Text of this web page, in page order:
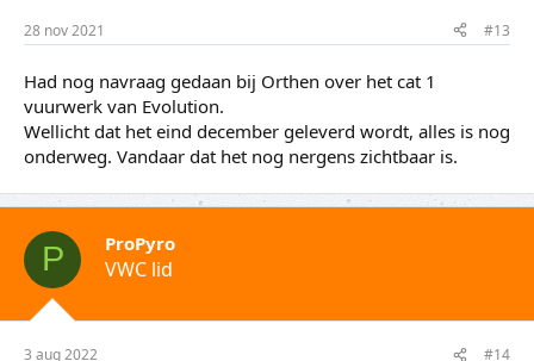
28 nov 2021 #13
Had nog navraag gedaan bij Orthen over het cat 1
vuurwerk van Evolution.
Wellicht dat het eind december geleverd wordt, alles is nog
onderweg. Vandaar dat het nog nergens zichtbaar is.
P ProPyro
VWC lid
3 aug 2022 #14